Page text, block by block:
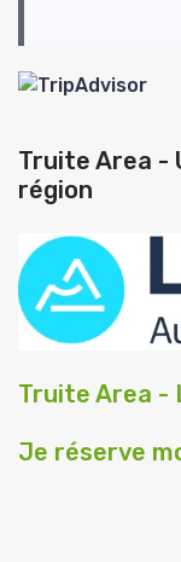
Truite Area -
région
Truite Area -
Je réserve